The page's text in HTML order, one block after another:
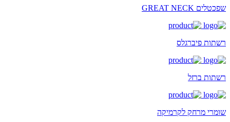
שפכטלים GREAT NECK
רשתות פיברגלס
רשתות ברזל
שומרי מרחק לקרמיקה